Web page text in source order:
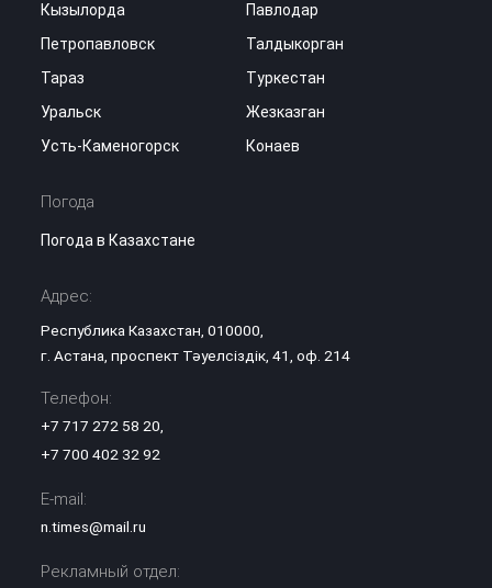
Кызылорда
Павлодар
Петропавловск
Талдыкорган
Тараз
Туркестан
Уральск
Жезказган
Усть-Каменогорск
Конаев
Погода
Погода в Казахстане
Адрес:
Республика Казахстан, 010000,
г. Астана, проспект Тәуелсіздік, 41, оф. 214
Телефон:
+7 717 272 58 20,
+7 700 402 32 92
E-mail:
n.times@mail.ru
Рекламный отдел: